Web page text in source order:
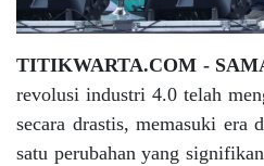
TITIKWARTA.COM -
revolusi industri 4.0 telah
secara drastis, memasuki era
satu perubahan yang